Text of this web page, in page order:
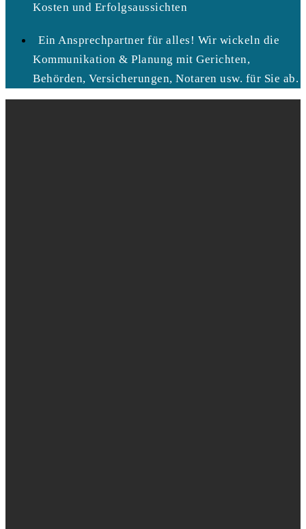
Kosten und Erfolgsaussichten
Ein Ansprechpartner für alles! Wir wickeln die
Kommunikation & Planung mit Gerichten,
Behörden, Versicherungen, Notaren usw. für Sie ab.